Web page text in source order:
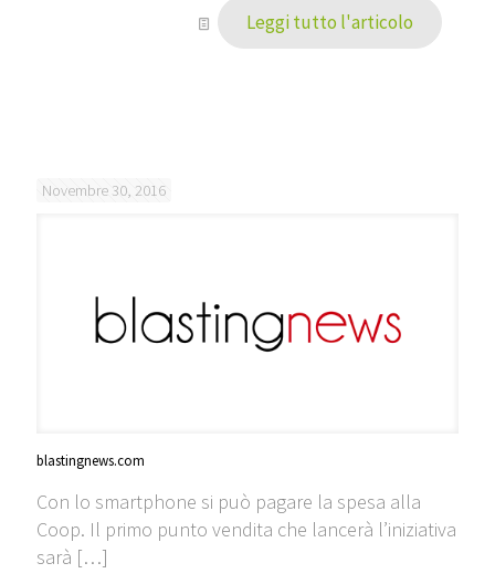
Leggi tutto l'articolo
Novembre 30, 2016
blastingnews.com
Con lo smartphone si può pagare la spesa alla
Coop. Il primo punto vendita che lancerà l’iniziativa
sarà […]